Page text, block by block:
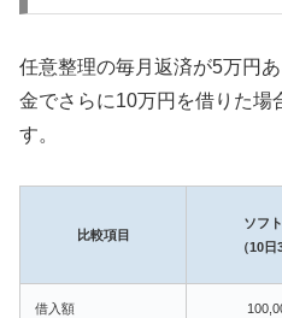
任意整理の毎月返済が5万円
金でさらに10万円を借りた場
す。
比較項目
ソフ
（10日
借入額